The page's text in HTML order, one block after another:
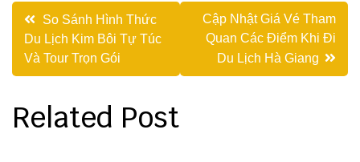
Điều
hướng
bài
viết
So Sánh Hình Thức
Du Lịch Kim Bôi Tự Túc
Và Tour Trọn Gói
Cập Nhật Giá Vé Tham
Quan Các Điểm Khi Đi
Du Lịch Hà Giang
Related Post